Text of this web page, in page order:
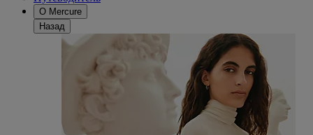
О Mercure
Назад